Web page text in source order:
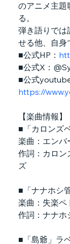
のアニメ主題
る。
弾き語りでは
せる他、自身
■公式HP：
■公式X：
■公式youtube
https://
【楽曲情報】
■「カロンズ
楽曲：エンバ
作詞：カロン
ズ
■「ナナホシ
楽曲：失楽ペ
作詞：ナナホ
■「島爺」ラ